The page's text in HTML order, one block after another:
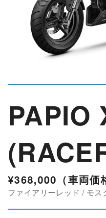
PAPIO
¥368,000 （車両価